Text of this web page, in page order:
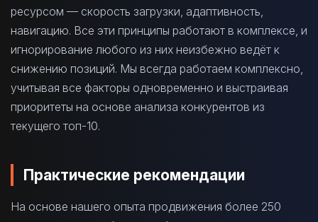
ресурсом — скорость загрузки, адаптивность,
навигацию. Все эти принципы работают в комплексе, и
игнорирование любого из них неизбежно ведёт к
снижению позиций. Мы всегда работаем комплексно,
учитывая все факторы одновременно и выстраивая
приоритеты на основе анализа конкурентов из
текущего топ-10.
Практические рекомендации
На основе нашего опыта продвижения более 250